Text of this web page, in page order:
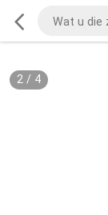
2/ 4